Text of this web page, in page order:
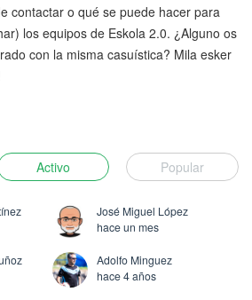
contactar o qué se puede hacer para
los equipos de Eskola 2.0. ¿Alguno os
con la misma casuística? Mila esker
Activo Popular
José Miguel López
hace un mes
Adolfo Minguez
hace 4 años